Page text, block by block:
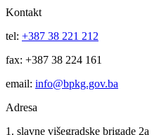
06.08.2026